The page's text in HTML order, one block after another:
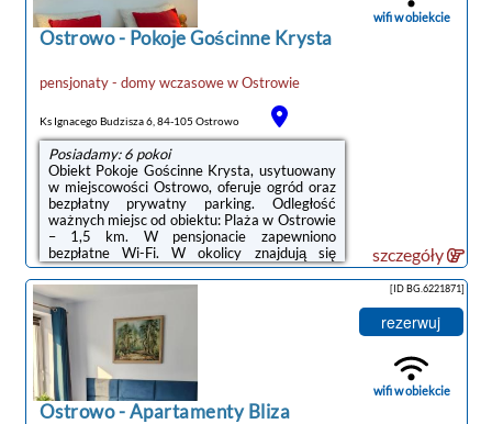
zabaw.Odległość ważnych miejsc od obiektu:
Plaża w Ostrowie – 1,3 km, Port Gdynia – 46
km. Lotnisko ...
Ostrowo- Pokoje Gościnne Krysta
pensjonaty - domy wczasowewOstrowie
Ks Ignacego Budzisza 6, 84-105 Ostrowo
Posiadamy: 6 pokoi
Obiekt Pokoje Gościnne Krysta, usytuowany
w miejscowości Ostrowo, oferuje ogród oraz
bezpłatny prywatny parking. Odległość
ważnych miejsc od obiektu: Plaża w Ostrowie
– 1,5 km. W pensjonacie zapewniono
bezpłatne Wi-Fi. W okolicy znajdują się
ciekawe miejsca takie jak: Dworzec kolejowy
( 50 km), Stocznia Gdynia ( 50 km). Obiekt
jest idealnym wyborem dla niepalących.
Odległość ważnych miejsc od obiektu: Port
Gdynia – 47 km.Każdy pokój w obiekcie
wyposażono w szafę i telewizor z płaskim
ekranem. W każdym pokoju znajduje się
czajnik oraz prywatna łazienka z prysznicem,
...
wifi w obiekcie
szczegóły
Ostrowo-Apartamenty Bliza
[ID BG.6221871]
rezerwuj
wifi w obiekcie